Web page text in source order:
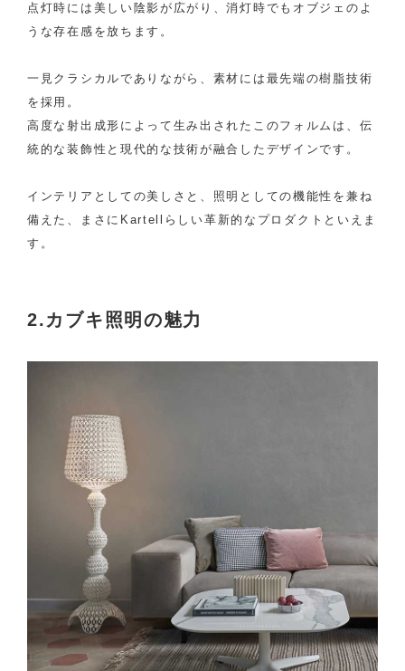
点灯時には美しい陰影が広がり、消灯時でもオブジェのよ
うな存在感を放ちます。
一見クラシカルでありながら、素材には最先端の樹脂技術
を採用。
高度な射出成形によって生み出されたこのフォルムは、伝
統的な装飾性と現代的な技術が融合したデザインです。
インテリアとしての美しさと、照明としての機能性を兼ね
備えた、まさにKartellらしい革新的なプロダクトといえま
す。
2.カブキ照明の魅力